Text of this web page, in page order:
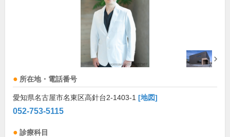
所在地・電話番号
愛知県名古屋市名東区高針台2-1403-1 [地図]
052-753-5115
診療科目